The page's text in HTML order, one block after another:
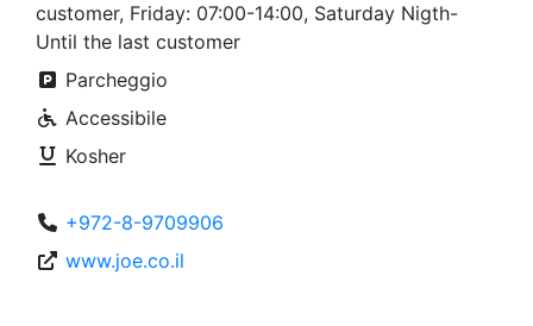
customer, Friday: 07:00-14:00, Saturday Nigth-
Until the last customer
Parcheggio
Accessibile
Kosher
+972-8-9709906
www.joe.co.il